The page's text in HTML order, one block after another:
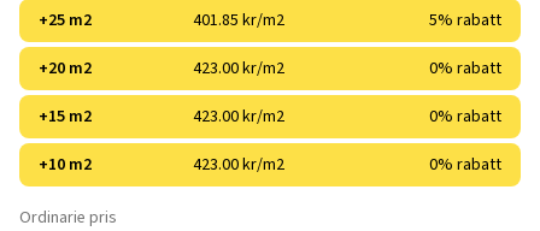
+25 m2 401.85 kr/m2 5% rabatt
+20 m2 423.00 kr/m2 0% rabatt
+15 m2 423.00 kr/m2 0% rabatt
+10 m2 423.00 kr/m2 0% rabatt
Ordinarie pris